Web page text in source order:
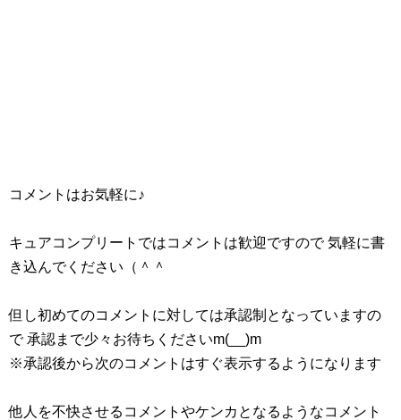
コメントはお気軽に♪
キュアコンプリートではコメントは歓迎ですので 気軽に書
き込んでください（＾＾
但し初めてのコメントに対しては承認制となっていますの
で 承認まで少々お待ちくださいm(__)m
※承認後から次のコメントはすぐ表示するようになります
他人を不快させるコメントやケンカとなるようなコメント